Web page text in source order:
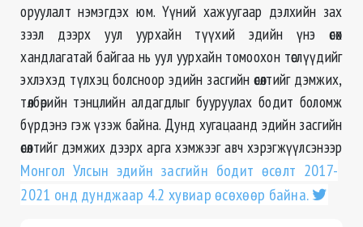
оруулалт нэмэгдэх юм. Үүний хажуугаар дэлхийн зах
зээл дээрх уул уурхайн түүхий эдийн үнэ өсөх
хандлагатай байгаа нь уул уурхайн томоохон төслүүдийг
эхлэхэд түлхэц болсноор эдийн засгийн өсөлтийг дэмжих,
төлбөрийн тэнцлийн алдагдлыг бууруулах бодит боломж
бүрдэнэ гэж үзэж байна. Дунд хугацаанд эдийн засгийн
өсөлтийг дэмжих дээрх арга хэмжээг авч хэрэгжүүлсэнээр
Монгол Улсын эдийн засгийн бодит өсөлт 2017-
2021 онд дунджаар 4.2 хувиар өсөхөөр байна.